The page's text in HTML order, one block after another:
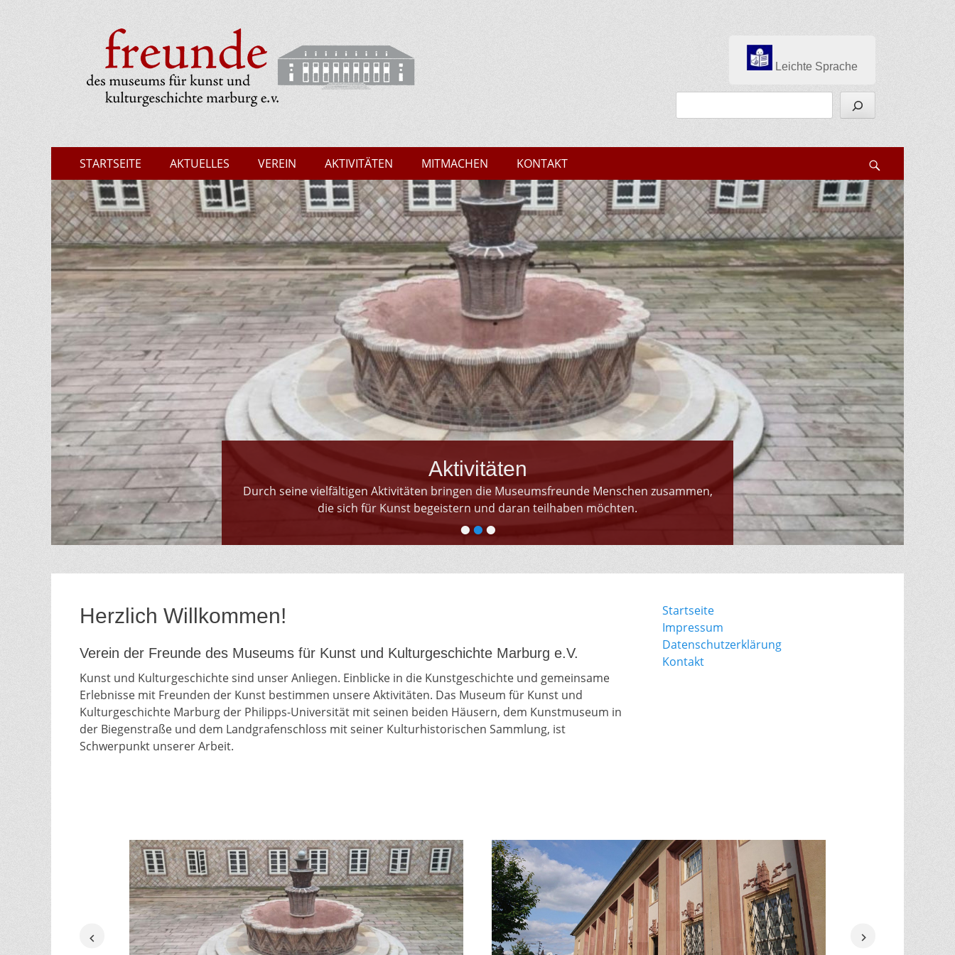
Museumsfreunde Marburg
Leichte Sprache
Erstes
Menü
Inhalt:
STARTSEITE AKTUELLES VEREIN AKTIVITÄTEN MITMACHEN KONTAKT
•••
Aktivitäten
Gepostet
guy.sagnes
Durch seine vielfältigen Aktivitäten bringen die Museumsfreunde Menschen zusammen,
die sich für Kunst begeistern und daran teilhaben möchten.
Herzlich Willkommen!
Verein der Freunde des Museums für Kunst und Kulturgeschichte Marburg e.V.
Kunst und Kulturgeschichte sind unser Anliegen. Einblicke in die Kunstgeschichte und gemeinsame
Erlebnisse mit Freunden der Kunst bestimmen unsere Aktivitäten. Das Museum für Kunst und
Kulturgeschichte Marburg der Philipps-Universität mit seinen beiden Häusern, dem Kunstmuseum in
der Biegenstraße und dem Landgrafenschloss mit seiner Kulturhistorischen Sammlung, ist
Schwerpunkt unserer Arbeit.
Startseite
Impressum
Datenschutzerklärung
Kontakt